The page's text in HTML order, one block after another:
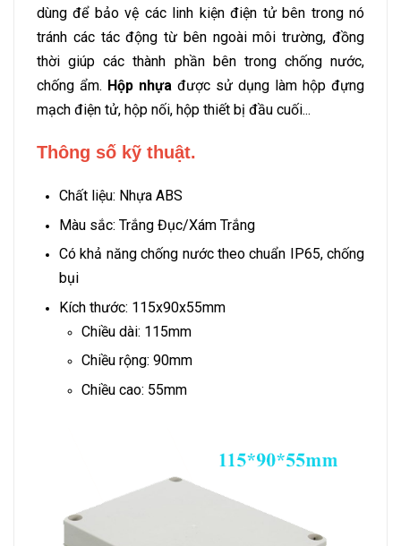
dùng để bảo vệ các linh kiện điện tử bên trong nó
tránh các tác động từ bên ngoài môi trường, đồng
thời giúp các thành phần bên trong chống nước,
chống ẩm. Hộp nhựa được sử dụng làm hộp đựng
mạch điện tử, hộp nối, hộp thiết bị đầu cuối...
Thông số kỹ thuật.
Chất liệu: Nhựa ABS
Màu sắc: Trắng Đục/Xám Trắng
Có khả năng chống nước theo chuẩn IP65, chống
bụi
Kích thước: 115x90x55mm
Chiều dài: 115mm
Chiều rộng: 90mm
Chiều cao: 55mm